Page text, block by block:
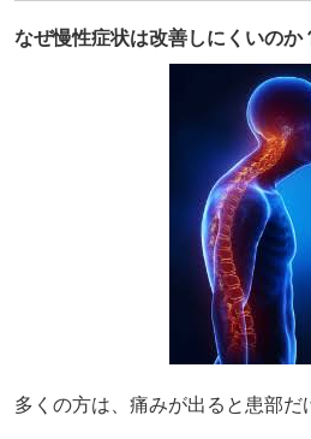
なぜ慢性症状は改善しにくいのか
多くの方は、痛みが出ると患部だ